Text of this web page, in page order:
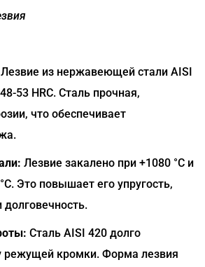
из нержавеющей стали AISI
53 HRC. Сталь прочная,
что обеспечивает
Лезвие закалено при +1080 °C и
Это повышает его упругость,
долговечность.
Сталь AISI 420 долго
режущей кромки. Форма лезвия